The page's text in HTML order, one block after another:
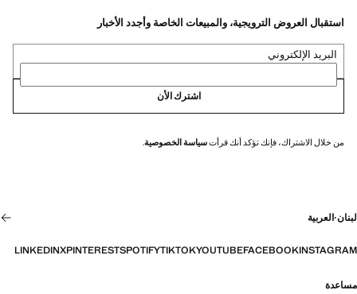
استقبال العروض الترويجية، والمبيعات الخاصة وأجدد الأخبار
البريد الإلكتروني
اشترك الأن
من خلال الاشتراك، فإنك تؤكد أنك قرأتسياسة الخصوصية.
لبنان·العربية
INSTAGRAM
FACEBOOK
YOUTUBE
TIKTOK
SPOTIFY
PINTEREST
X
LINKEDIN
مساعدة